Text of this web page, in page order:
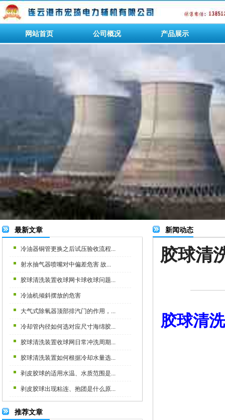
网站首页 公司概况 产品展示
最新文章
冷油器铜管更换之后试压验收流程...
射水抽气器喷嘴对中偏差危害 故...
胶球清洗装置收球网卡球收球问题...
冷油机倾斜摆放的危害
大气式除氧器顶部排汽门的作用，...
冷却管内径如何选对应尺寸海绵胶...
胶球清洗装置收球网日常冲洗周期...
胶球清洗装置如何根据冷却水量选...
剥皮胶球的适用水温、水质范围是...
剥皮胶球出现粘连、抱团是什么原...
推荐文章
新闻动态
胶球清
胶球清